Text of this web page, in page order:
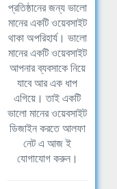
প্রতিষ্ঠানের জন্য ভালো
মানের একটি ওয়েবসাইট
থাকা অপরিহার্য। ভালো
মানের একটি ওয়েবসাইট
আপনার ব্যবসাকে নিয়ে
যাবে আর এক ধাপ
এগিয়ে। তাই একটি
ভালো মানের ওয়েবসাইট
ডিজাইন করতে আলফা
নেট এ আজ ই
যোগাযোগ করুন।